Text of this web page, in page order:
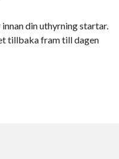
din uthyrning startar.
tillbaka fram till dagen